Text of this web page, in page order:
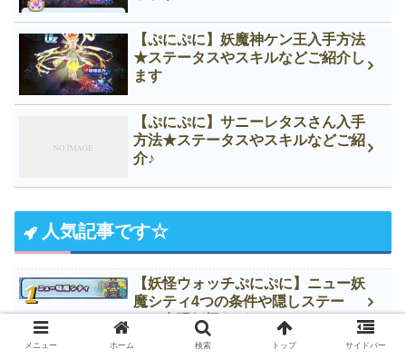
【ぷにぷに】妖魔神ケン王入手方法
★ステータスやスキルなどご紹介し
ます
【ぷにぷに】サニーレタスさん入手
方法★ステータスやスキルなどご紹
介♪
人気記事です☆
【妖怪ウォッチぷにぷに】ニュー妖
魔シティ4つの条件や隠しステー
ジ、出現妖怪など
【妖怪ウォッチぷにぷに】ツチノコ
メニュー ホーム 検索 トップ サイドバー